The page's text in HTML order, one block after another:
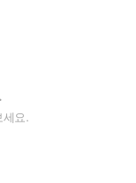
요.